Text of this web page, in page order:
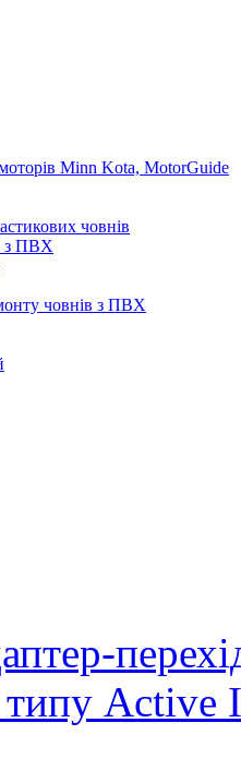
Minn Kota, MotorGuide
човнів
з ПВХ
човнів з ПВХ
типу Active